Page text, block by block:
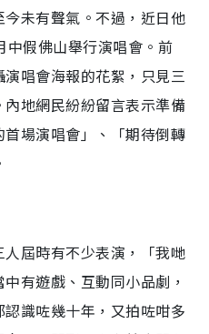
未有聲氣。不過，近日他
中假佛山舉行演唱會。前
唱會海報的花絮，只見三
地網民紛紛留言表示準備
場演唱會」、「期待倒轉
屆時有不少表演，「我哋
有遊戲、互動同小品劇，
識咗幾十年，又拍咗咁多